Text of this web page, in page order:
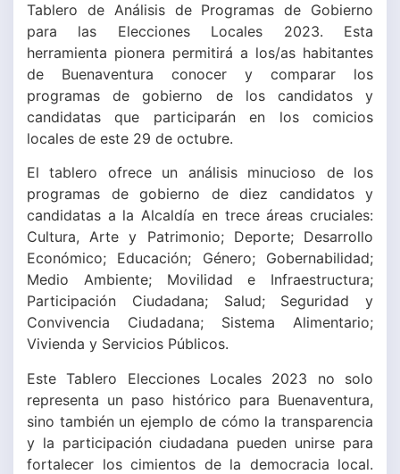
Tablero de Análisis de Programas de Gobierno
para las Elecciones Locales 2023. Esta
herramienta pionera permitirá a los/as habitantes
de Buenaventura conocer y comparar los
programas de gobierno de los candidatos y
candidatas que participarán en los comicios
locales de este 29 de octubre.
El tablero ofrece un análisis minucioso de los
programas de gobierno de diez candidatos y
candidatas a la Alcaldía en trece áreas cruciales:
Cultura, Arte y Patrimonio; Deporte; Desarrollo
Económico; Educación; Género; Gobernabilidad;
Medio Ambiente; Movilidad e Infraestructura;
Participación Ciudadana; Salud; Seguridad y
Convivencia Ciudadana; Sistema Alimentario;
Vivienda y Servicios Públicos.
Este Tablero Elecciones Locales 2023 no solo
representa un paso histórico para Buenaventura,
sino también un ejemplo de cómo la transparencia
y la participación ciudadana pueden unirse para
fortalecer los cimientos de la democracia local.